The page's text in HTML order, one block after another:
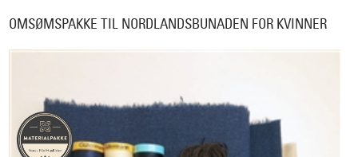
OMSØMSPAKKE TIL NORDLANDSBUNADEN FOR KVINNER